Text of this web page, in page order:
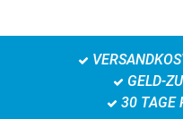
GELD-
30 TAGE